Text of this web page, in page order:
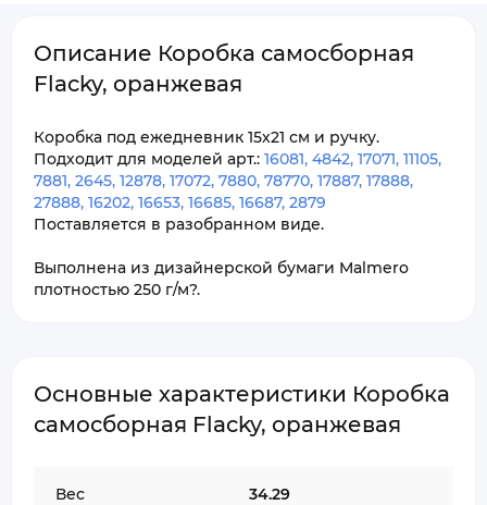
Описание Коробка самосборная
Flacky, оранжевая
Коробка под ежедневник 15х21 см и ручку.
Подходит для моделей арт.: 16081, 4842, 17071, 11105,
7881, 2645, 12878, 17072, 7880, 78770, 17887, 17888,
27888, 16202, 16653, 16685, 16687, 2879
Поставляется в разобранном виде.
Выполнена из дизайнерской бумаги Malmero
плотностью 250 г/м?.
Основные характеристики Коробка
самосборная Flacky, оранжевая
Вес 34.29